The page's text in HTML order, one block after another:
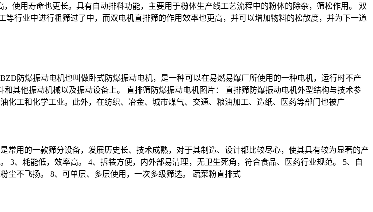
使用寿命也更长。具有自动排料功能，主要用于粉体生产线工艺流程中的粉体的除杂，筛松作用。 双
行业中进行粗筛过了中，而双电机直排筛的作用效率也更高，并可以增加物料的松散度，并为下一道
防爆振动电机也叫做卧式防爆振动电机，是一种可以在易燃易爆厂所使用的一种电机，运行时不产
其他振动机械以及振动设备上。 直排筛防爆振动电机图片： 直排筛防爆振动电机外型结构与技术参
工和化学工业。此外，在纺织、冶金、城市煤气、交通、粮油加工、造纸、医药等部门也被广
用的一款筛分设备，发展历史长、技术成熟，对于其制造、设计都比较尽心，使其具有较为显著的产
3、耗能低，效率高。 4、拆装方便，内外部易清理，无卫生死角，符合食品、医药行业规范。 5、自
尘不飞扬。 8、可单层、多层使用，一次多级筛选。 蔬菜粉直排式